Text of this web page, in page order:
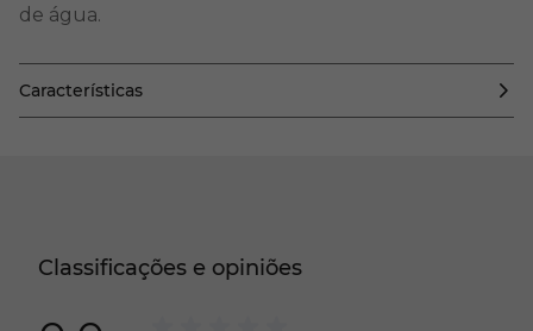
de água.
Características
Classificações e opiniões